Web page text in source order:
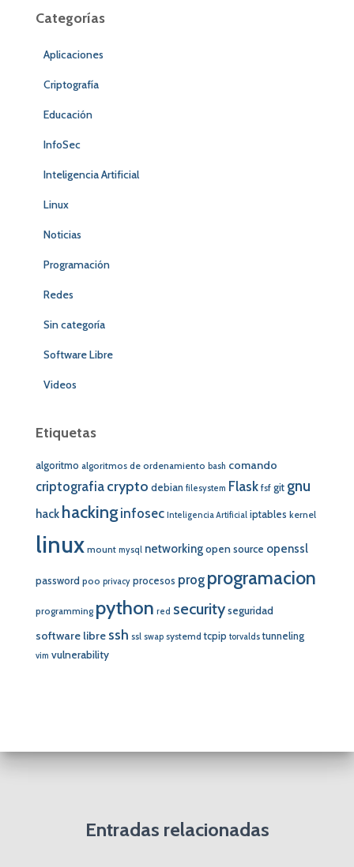
Categorías
Aplicaciones
Criptografía
Educación
InfoSec
Inteligencia Artificial
Linux
Noticias
Programación
Redes
Sin categoría
Software Libre
Videos
Etiquetas
algoritmo algoritmos de ordenamiento bash comando
criptografia crypto debian filesystem Flask fsf git gnu
hack hacking infosec Inteligencia Artificial iptables kernel
linux mount mysql networkingopen source openssl
password poo privacy procesos prog programacion
programming python red securityseguridad
software libre ssh ssl swap systemd tcpip torvalds tunneling
vim vulnerability
Entradas relacionadas